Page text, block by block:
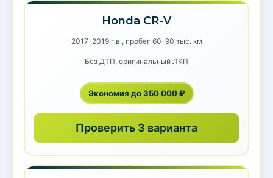
Honda CR-V
2017-2019 г.в., пробег 60-90 тыс. км
Без ДТП, оригинальный ЛКП
Экономия до 350 000 ₽
Проверить 3 варианта